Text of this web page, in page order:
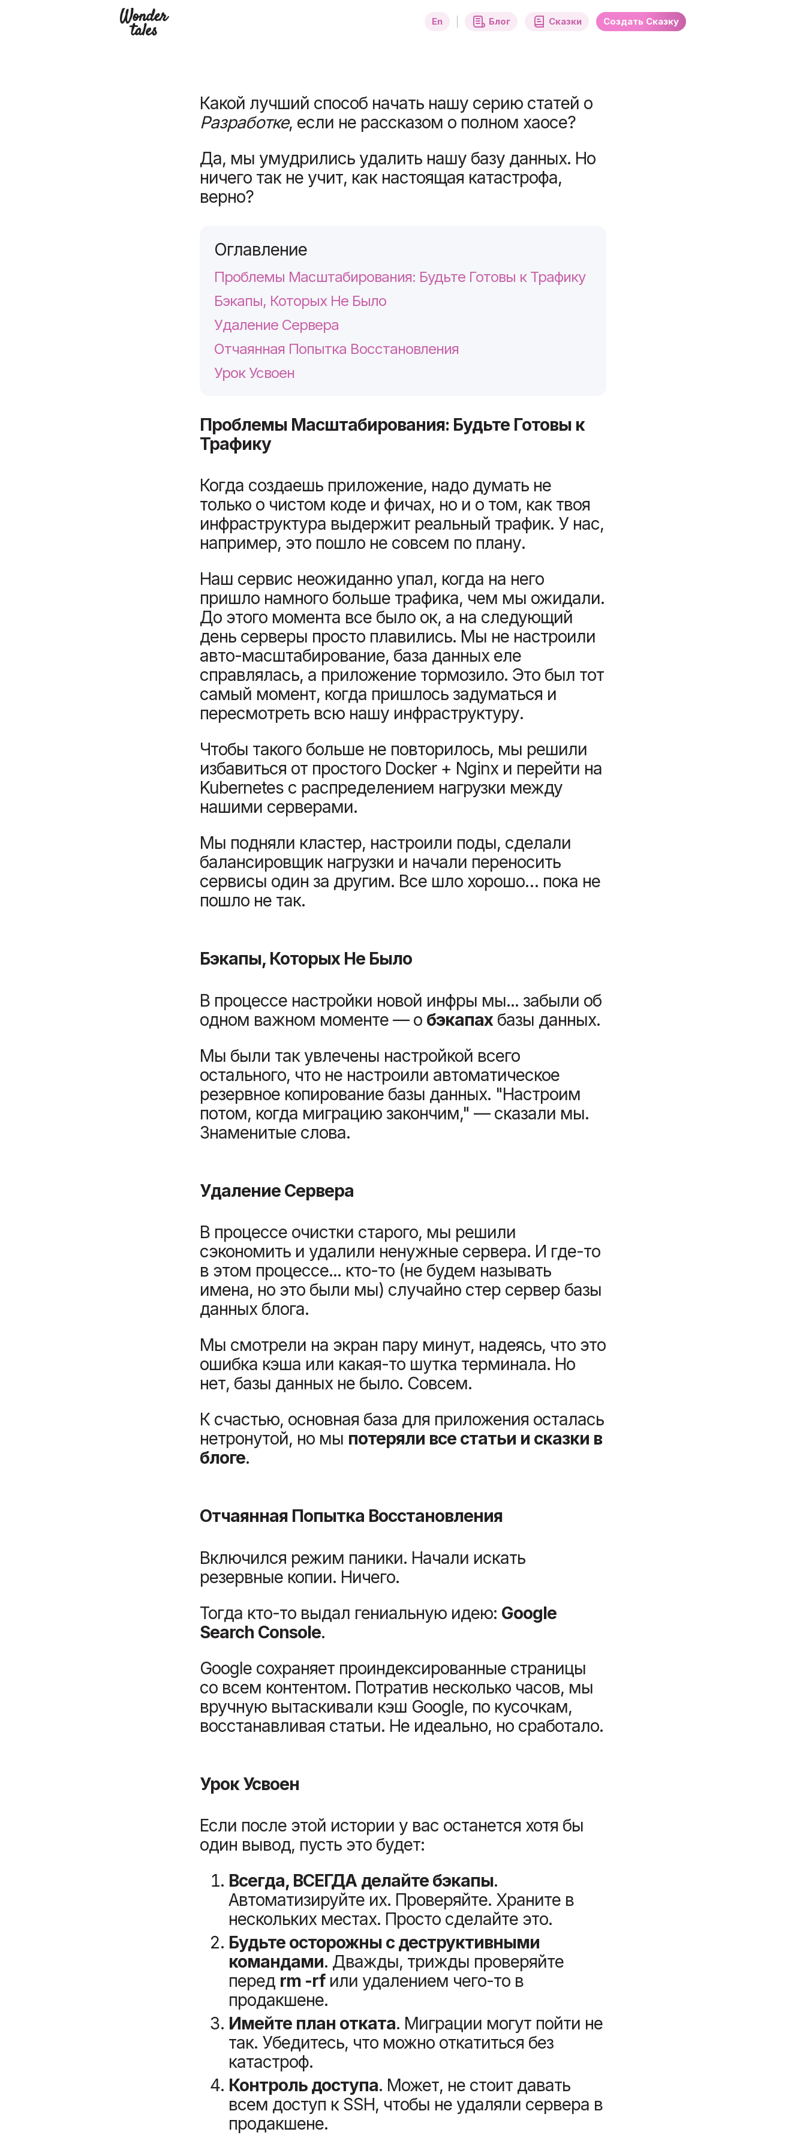
En Блог Сказки Создать Сказку
Какой лучший способ начать нашу серию статей о
Разработке, если не рассказом о полном хаосе?
Да, мы умудрились удалить нашу базу данных. Но
ничего так не учит, как настоящая катастрофа,
верно?
Оглавление
Проблемы Масштабирования: Будьте Готовы к Трафику
Бэкапы, Которых Не Было
Удаление Сервера
Отчаянная Попытка Восстановления
Урок Усвоен
Проблемы Масштабирования: Будьте Готовы к
Трафику
Когда создаешь приложение, надо думать не
только о чистом коде и фичах, но и о том, как твоя
инфраструктура выдержит реальный трафик. У нас,
например, это пошло не совсем по плану.
Наш сервис неожиданно упал, когда на него
пришло намного больше трафика, чем мы ожидали.
До этого момента все было ок, а на следующий
день серверы просто плавились. Мы не настроили
авто-масштабирование, база данных еле
справлялась, а приложение тормозило. Это был тот
самый момент, когда пришлось задуматься и
пересмотреть всю нашу инфраструктуру.
Чтобы такого больше не повторилось, мы решили
избавиться от простого Docker + Nginx и перейти на
Kubernetes с распределением нагрузки между
нашими серверами.
Мы подняли кластер, настроили поды, сделали
балансировщик нагрузки и начали переносить
сервисы один за другим. Все шло хорошо… пока не
пошло не так.
Бэкапы, Которых Не Было
В процессе настройки новой инфры мы... забыли об
одном важном моменте — о бэкапах базы данных.
Мы были так увлечены настройкой всего
остального, что не настроили автоматическое
резервное копирование базы данных. "Настроим
потом, когда миграцию закончим," — сказали мы.
Знаменитые слова.
Удаление Сервера
В процессе очистки старого, мы решили
сэкономить и удалили ненужные сервера. И где-то
в этом процессе... кто-то (не будем называть
имена, но это были мы) случайно стер сервер базы
данных блога.
Мы смотрели на экран пару минут, надеясь, что это
ошибка кэша или какая-то шутка терминала. Но
нет, базы данных не было. Совсем.
К счастью, основная база для приложения осталась
нетронутой, но мы потеряли все статьи и сказки в
блоге.
Отчаянная Попытка Восстановления
Включился режим паники. Начали искать
резервные копии. Ничего.
Тогда кто-то выдал гениальную идею: Google
Search Console.
Google сохраняет проиндексированные страницы
со всем контентом. Потратив несколько часов, мы
вручную вытаскивали кэш Google, по кусочкам,
восстанавливая статьи. Не идеально, но сработало.
Урок Усвоен
Если после этой истории у вас останется хотя бы
один вывод, пусть это будет:
Всегда, ВСЕГДА делайте бэкапы.
Автоматизируйте их. Проверяйте. Храните в
нескольких местах. Просто сделайте это.
Будьте осторожны с деструктивными
командами. Дважды, трижды проверяйте
перед rm -rfили удалением чего-то в
продакшене.
Имейте план отката. Миграции могут пойти не
так. Убедитесь, что можно откатиться без
катастроф.
Контроль доступа. Может, не стоит давать
всем доступ к SSH, чтобы не удаляли сервера в
продакшене.